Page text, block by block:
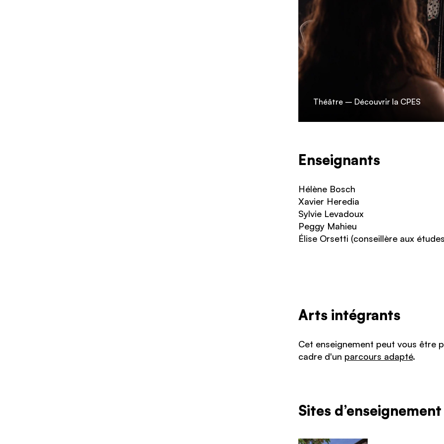
Théâtre – Découvrir la CPES
Enseignants
Hélène Bosch
Xavier Heredia
Sylvie Levadoux
Peggy Mahieu
Élise Orsetti (conseillère aux
Arts intégrants
Cet enseignement peut vous être
cadre d'un parcours adapté.
Sites d’enseignement